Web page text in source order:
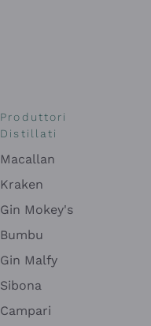
Produttori
Distillati
Macallan
Kraken
Gin Mokey's
Bumbu
Gin Malfy
Sibona
Campari